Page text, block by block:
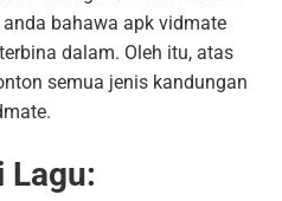
bahawa apk vidmate
dalam. Oleh itu, atas
semua jenis kandungan
Lagu: